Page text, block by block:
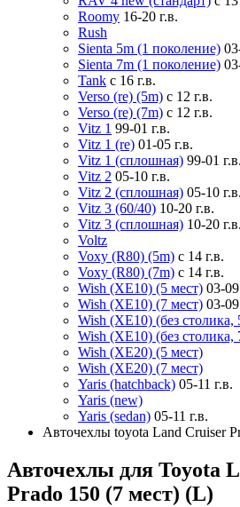
Roomy 16-20 г.в.
Rush
Sienta 5m (1 поколение)
Sienta 7m (1 поколение)
Tank с 16 г.в.
Verso (re) (5m) с 12 г.в.
Verso (re) (7m) с 12 г.в.
Vitz 1 99-01 г.в.
Vitz 1 (re) 01-05 г.в.
Vitz 1 (сплошная) 99-01 г.в.
Vitz 2 05-10 г.в.
Vitz 2 (сплошная) 05-10 г.в.
Vitz 3 (60/40) 10-20 г.в.
Vitz 3 (сплошная) 10-20 г.в.
Voltz
Voxy (R80) (5m) с 14 г.в.
Voxy (R80) (7m) с 14 г.в.
Wish (XE10) (5 мест) 03-09
Wish (XE10) (7 мест) 03-09
Wish (XE10) (без столика,
Wish (XE10) (без столика,
Wish (XE20) (5 мест)
Wish (XE20) (7 мест)
Yaris (hatchback) 05-11 г.в.
Yaris (new)
Yaris (sedan) 05-11 г.в.
Авточехлы toyota Land Cruiser
Авточехлы для Toyota
Prado 150 (7 мест) (L)